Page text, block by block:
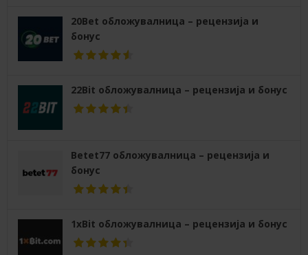
20Bet обложувалница – рецензија и
бонус
22Bit обложувалница – рецензија и бонус
Betet77 обложувалница – рецензија и
бонус
1xBit обложувалница – рецензија и бонус